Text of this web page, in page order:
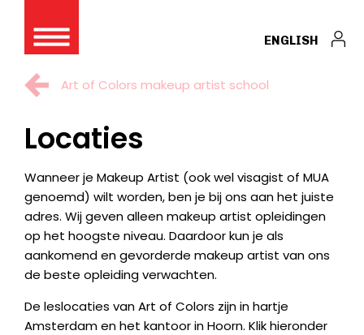
ENGLISH
Art of Colors makeup artist school
Locaties
Wanneer je Makeup Artist (ook wel visagist of MUA
genoemd) wilt worden, ben je bij ons aan het juiste
adres. Wij geven alleen makeup artist opleidingen
op het hoogste niveau. Daardoor kun je als
aankomend en gevorderde makeup artist van ons
de beste opleiding verwachten.
De leslocaties van Art of Colors zijn in hartje
Amsterdam en het kantoor in Hoorn. Klik hieronder